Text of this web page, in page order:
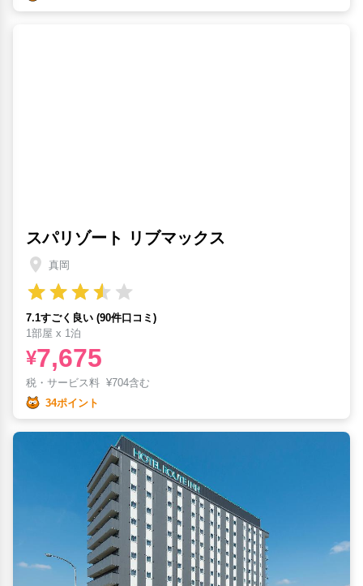
スパリゾート リブマックス
真岡
7.1すごく良い (90件口コミ)
1部屋 x 1泊
¥7,675
税・サービス料 ¥704含む
34ポイント